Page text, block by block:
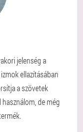
jelenség a
ellazításában
a szövetek
de még